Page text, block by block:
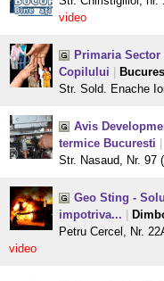
video
Primaria
Copilului
Str. Sold. Enache
Avis
termice Bucuresti
Str. Nasaud, Nr. 97
Geo Sting -
impotriva...
Petru Cercel, Nr.
video